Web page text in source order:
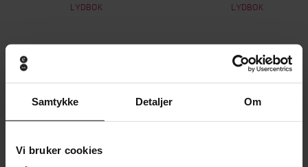
Samtykke Detaljer Om
Vi bruker cookies
LYDBOK LYDBOK
Andre har også kjøpt